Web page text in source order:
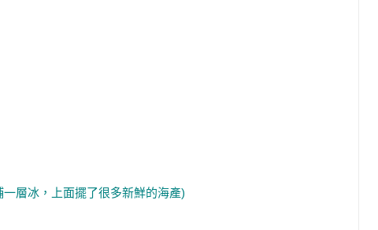
層冰，上面擺了很多新鮮的海產)